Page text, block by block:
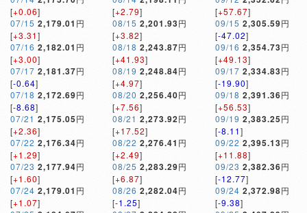
[+0.06]
07/15 2,179.01 円
[+3.31]
07/16 2,182.01 円
[+3.00]
07/17 2,181.37円
[-0.64]
07/18 2,172.69円
[-8.68]
07/21 2,175.05円
[+2.36]
07/22 2,176.34円
[+1.29]
07/23 2,177.94円
[+1.60]
07/24 2,179.01 円
[+1.07]
[+2.79]
08/15 2,201.93円
[+3.82]
08/18 2,243.87円
[+41.93]
08/19 2,248.84円
[+4.97]
08/20 2,256.40円
[+7.56]
08/21 2,273.92円
[+17.52]
08/22 2,276.41 円
[+2.49]
08/25 2,283.29円
[+6.87]
08/26 2,282.04円
[-1.25]
[+57.67]
09/15 2,305.59円
[-47.02]
09/16 2,354.73円
[+49.13]
09/17 2,334.83円
[-19.90]
09/18 2,391.36円
[+56.53]
09/19 2,383.25円
[-8.11]
09/22 2,395.13円
[+11.88]
09/23 2,382.36円
[-12.77]
09/24 2,372.98円
[-9.38]